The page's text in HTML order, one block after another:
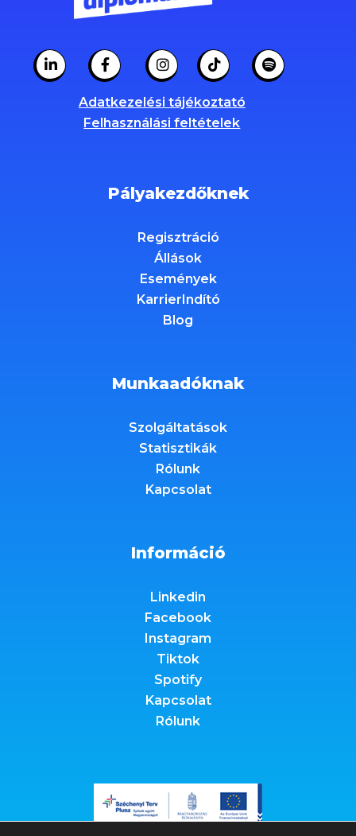
Adatkezelési tájékoztató
Felhasználási feltételek
Pályakezdőknek
Regisztráció
Állások
Események
KarrierIndító
Blog
Munkaadóknak
Szolgáltatások
Statisztikák
Rólunk
Kapcsolat
Információ
Linkedin
Facebook
Instagram
Tiktok
Spotify
Kapcsolat
Rólunk